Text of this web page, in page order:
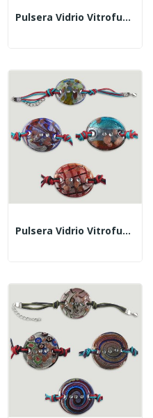
Pulsera Vidrio Vitrofusion Corazon Colores Surtido
Pulsera Vidrio Vitrofusion Oval Colores Surtidos